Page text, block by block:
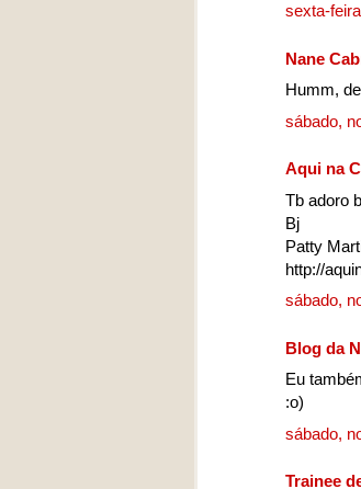
sexta-
Nane
Humm,
sábado,
Aqui na
Tb adoro
Bj
Patty
http://
sábado,
Blog da
Eu
:o)
sábado,
Trainee